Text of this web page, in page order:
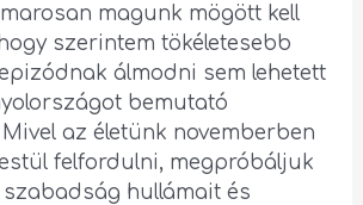
magunk mögött kell
szerintem tökéletesebb
álmodni sem lehetett
bemutató
Mivel az életünk novemberben
felfordulni, megpróbáljuk
szabadság hullámait és